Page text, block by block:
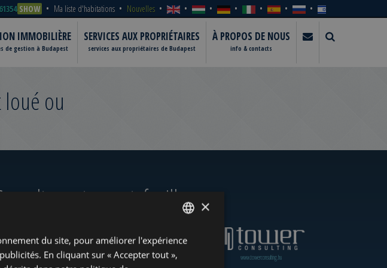
SHOW Ma liste d'habitations Nouvelles
IMMOBILIÈRE
de gestion à Budapest
SERVICES AUX PROPRIÉTAIRES
services aux propriétaires de Budapest
À PROPOS DE NOUS
info & contacts
ou
notre portefeuille
www.tower-investments.com www.towerassistance.com www.towerconsulting.hu
ENGLISH
HUNGARIAN
×
du site, pour améliorer l'expérience
En cliquant sur « Accepter tout »,